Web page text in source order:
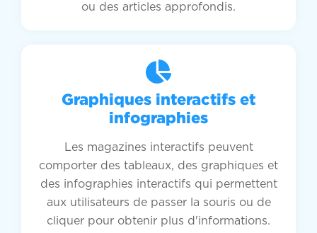
ou des articles approfondis.
Graphiques interactifs et
infographies
Les magazines interactifs peuvent
comporter des tableaux, des graphiques et
des infographies interactifs qui permettent
aux utilisateurs de passer la souris ou de
cliquer pour obtenir plus d'informations.